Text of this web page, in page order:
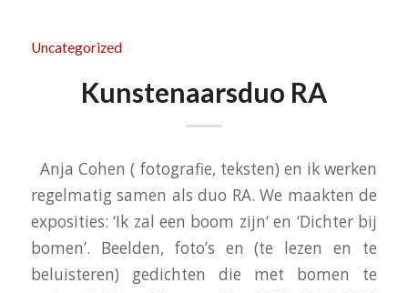
Uncategorized
Kunstenaarsduo RA
Anja Cohen ( fotografie, teksten) en ik werken
regelmatig samen als duo RA. We maakten de
exposities: ‘Ik zal een boom zijn‘ en ‘Dichter bij
bomen’. Beelden, foto’s en (te lezen en te
beluisteren) gedichten die met bomen te